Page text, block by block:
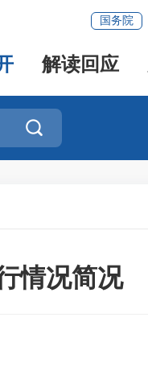
国务院
解读回应

情况简况